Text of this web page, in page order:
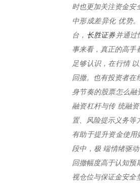
时也更加关注资金安
中形成差异化 优势
台， 长胜证券并通过
事来看，真正的高手
足够认识，在行情
回撤。也有投资者在
身节奏的股票怎么
融资杠杆与传 统融
置、风险提示义务等
有助于提升资金使
段中，极 端情绪驱
回撤幅度高于认知预
视仓位与保证金安全